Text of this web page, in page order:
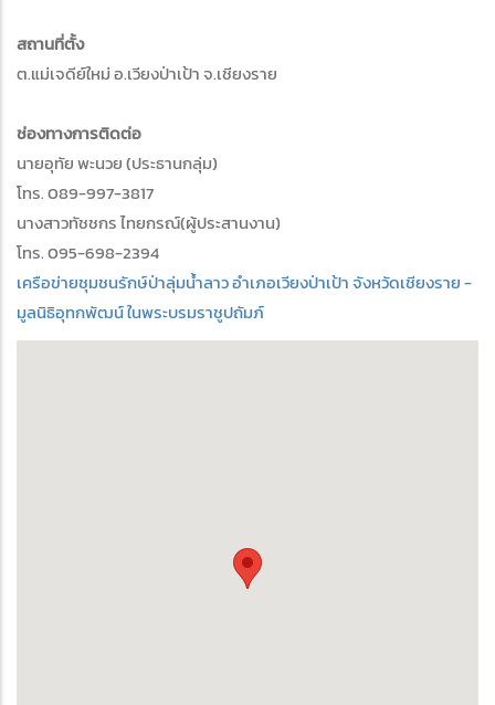
สถานที่ตั้ง
ต.แม่เจดีย์ใหม่ อ.เวียงป่าเป้า จ.เชียงราย
ช่องทางการติดต่อ
นายอุทัย พะนวย (ประธานกลุ่ม)
โทร. 089-997-3817
นางสาวทัชชกร ไทยกรณ์(ผู้ประสานงาน)
โทร. 095-698-2394
เครือข่ายชุมชนรักษ์ป่าลุ่มน้ำลาว อำเภอเวียงป่าเป้า จังหวัดเชียงราย -
มูลนิธิอุทกพัฒน์ ในพระบรมราชูปถัมภ์